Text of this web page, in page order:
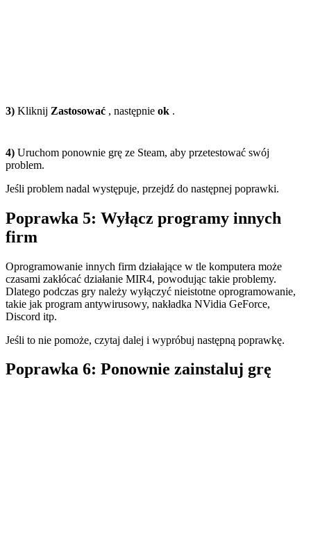
3) Kliknij Zastosować , następnie ok .
4) Uruchom ponownie grę ze Steam, aby przetestować swój
problem.
Jeśli problem nadal występuje, przejdź do następnej poprawki.
Poprawka 5: Wyłącz programy innych
firm
Oprogramowanie innych firm działające w tle komputera może
czasami zakłócać działanie MIR4, powodując takie problemy.
Dlatego podczas gry należy wyłączyć nieistotne oprogramowanie,
takie jak program antywirusowy, nakładka NVidia GeForce,
Discord itp.
Jeśli to nie pomoże, czytaj dalej i wypróbuj następną poprawkę.
Poprawka 6: Ponownie zainstaluj grę